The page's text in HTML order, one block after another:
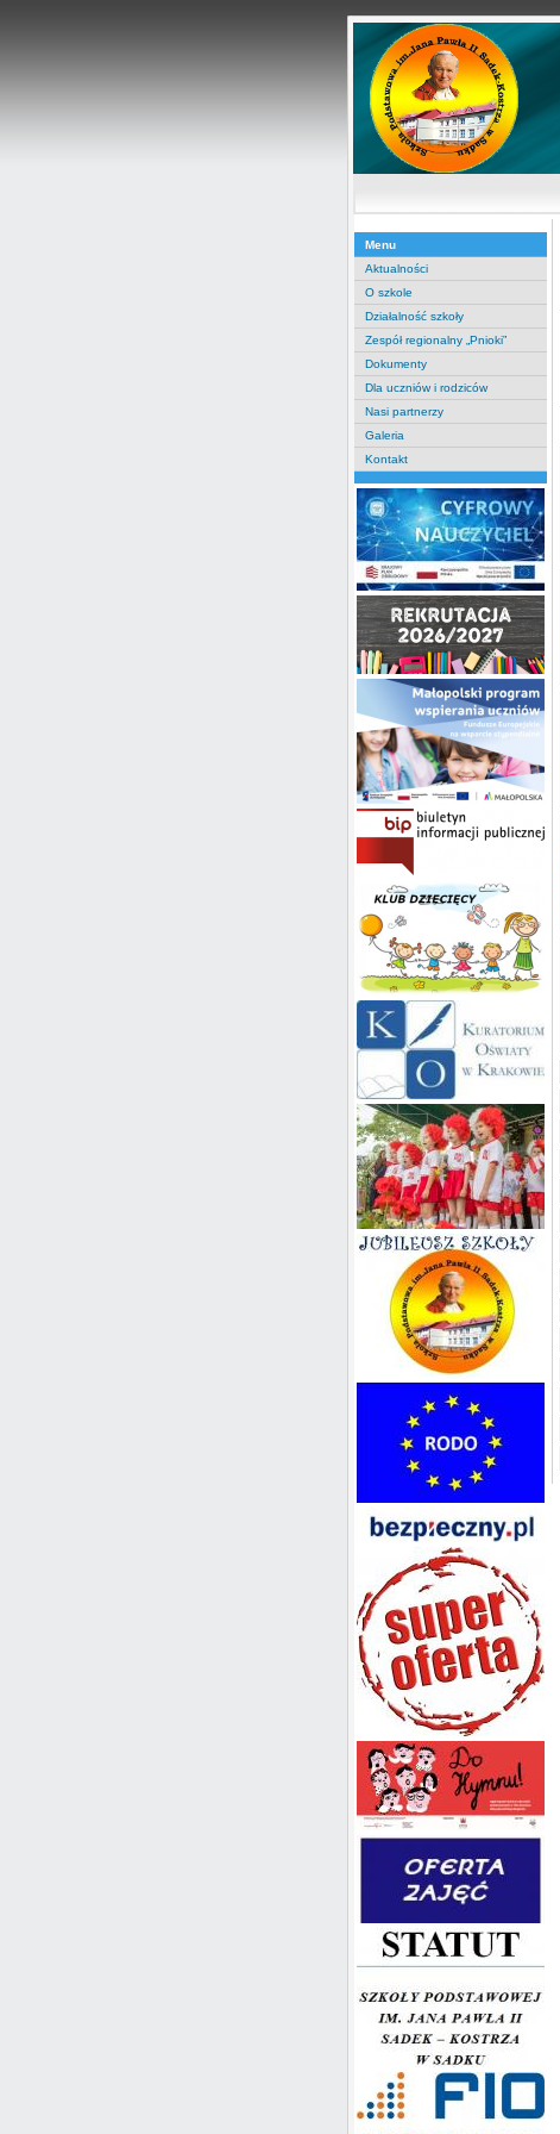
Menu
Aktualności
O szkole
Działalność szkoły
Zespół regionalny „Pnioki”
Dokumenty
Dla uczniów i rodziców
Nasi partnerzy
Galeria
Kontakt